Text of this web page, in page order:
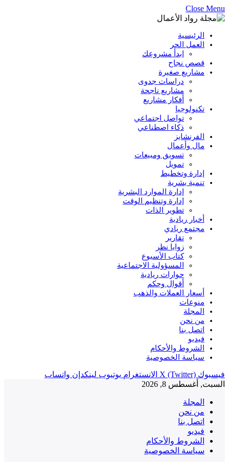
Close Menu
الرئيسية
العمل الحر
ابدأ مشروعك
قصص نجاح
مشاريع صغيرة
دراسات جدوى
مشاريع ناجحة
أفكار مشاريع
تكنولوجيا
تواصل اجتماعي
ذكاء اصطناعي
الفرنشايز
مال وأعمال
تسويق ومبيعات
تمويل
إدارة وتخطيط
تنمية بشرية
إدارة الموارد البشرية
إدارة وتنظيم الوقت
تطوير الذات
أخبار ريادية
مجتمع ريادي
تقارير
زوايا نظر
كتاب الأسبوع
المسؤولية الاجتماعية
حوارات ريادية
أقوال وحكم
أسعار العملات والذهب
منوعات
المجلة
من نحن
اتصل بنا
فيديو
الشروط والأحكام
سياسة الخصوصية
فيسبوك X (Twitter) الانستغرام يوتيوب لينكدإن واتساب
السبت, أغسطس 8, 2026
المجلة
من نحن
اتصل بنا
فيديو
الشروط والأحكام
سياسة الخصوصية